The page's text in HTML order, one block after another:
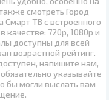
смотреть Город
Смарт ТВ с встроенного
качестве: 720p, 1080p и
доступны для всей
возрастной рейтинг.
напишите нам,
указывайте
бы могли выслать вам